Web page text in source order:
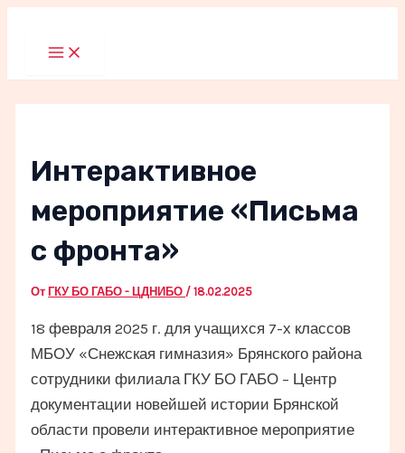
Main
Menu
Интерактивное
мероприятие «Письма
с фронта»
ОтГКУ БО ГАБО - ЦДНИБО /18.02.2025
18 февраля 2025 г. для учащихся 7-х классов
МБОУ «Снежская гимназия» Брянского района
сотрудники филиала ГКУ БО ГАБО – Центр
документации новейшей истории Брянской
области провели интерактивное мероприятие